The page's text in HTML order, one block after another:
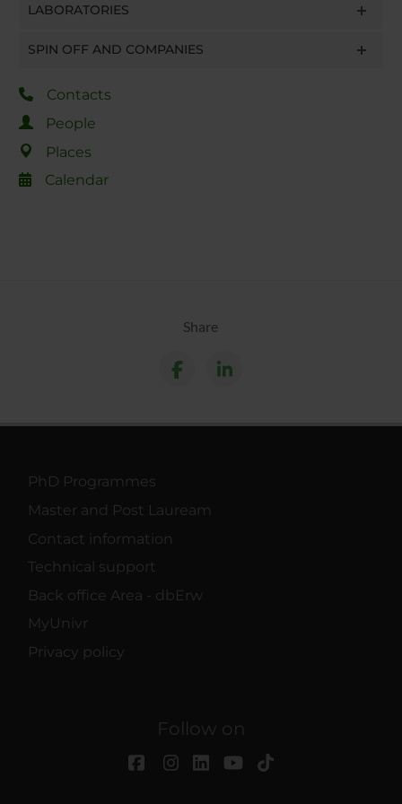
LABORATORIES
SPIN OFF AND COMPANIES
Contacts
People
Places
Calendar
Share
PhD Programmes
Master and Post Lauream
Contact information
Technical support
Back office Area - dbErw
MyUnivr
Privacy policy
Follow on